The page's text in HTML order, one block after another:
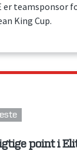
er teamsponsor
King Cup.
point i